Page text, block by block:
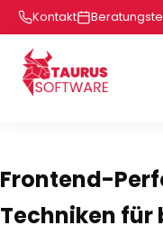
Kontakt
Frontend-
Techniken für